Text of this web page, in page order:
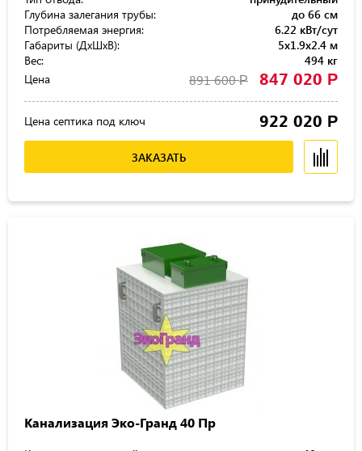
Глубина залегания трубы:
до 66 см
Потребляемая энергия:
6.22 кВт/сут
Габариты (ДхШхВ):
5x1.9x2.4 м
Вес:
494 кг
Цена
891 600Р 847 020 Р
Цена септика под ключ 922 020 Р
ЗАКАЗАТЬ
Канализация Эко-Гранд 40 Пр